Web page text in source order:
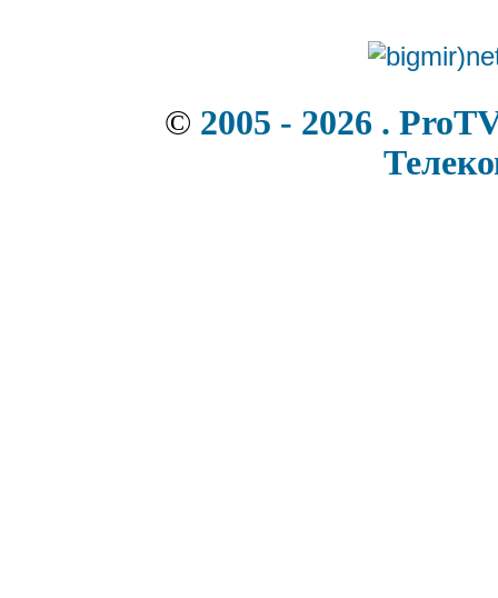
© 2005 - 2026 .